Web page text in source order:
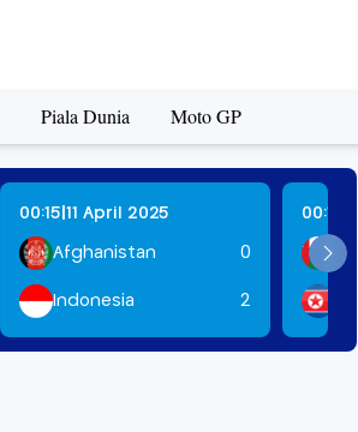
Piala Dunia Moto GP
00:15 |11 April 2025
Afghanistan 0
Indonesia 2
00:15